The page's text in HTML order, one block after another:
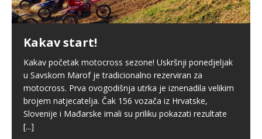
Kakav start!
Kakav početak motocross sezone! Uskršnji ponedjeljak
u Savskom Marof je tradicionalno rezerviran za
motocross. Prva ovogodišnja utrka je iznenadila velikim
brojem natjecatelja. Čak 156 vozača iz Hrvatske,
Slovenije i Mađarske imali su priliku pokazati rezultate
[...]